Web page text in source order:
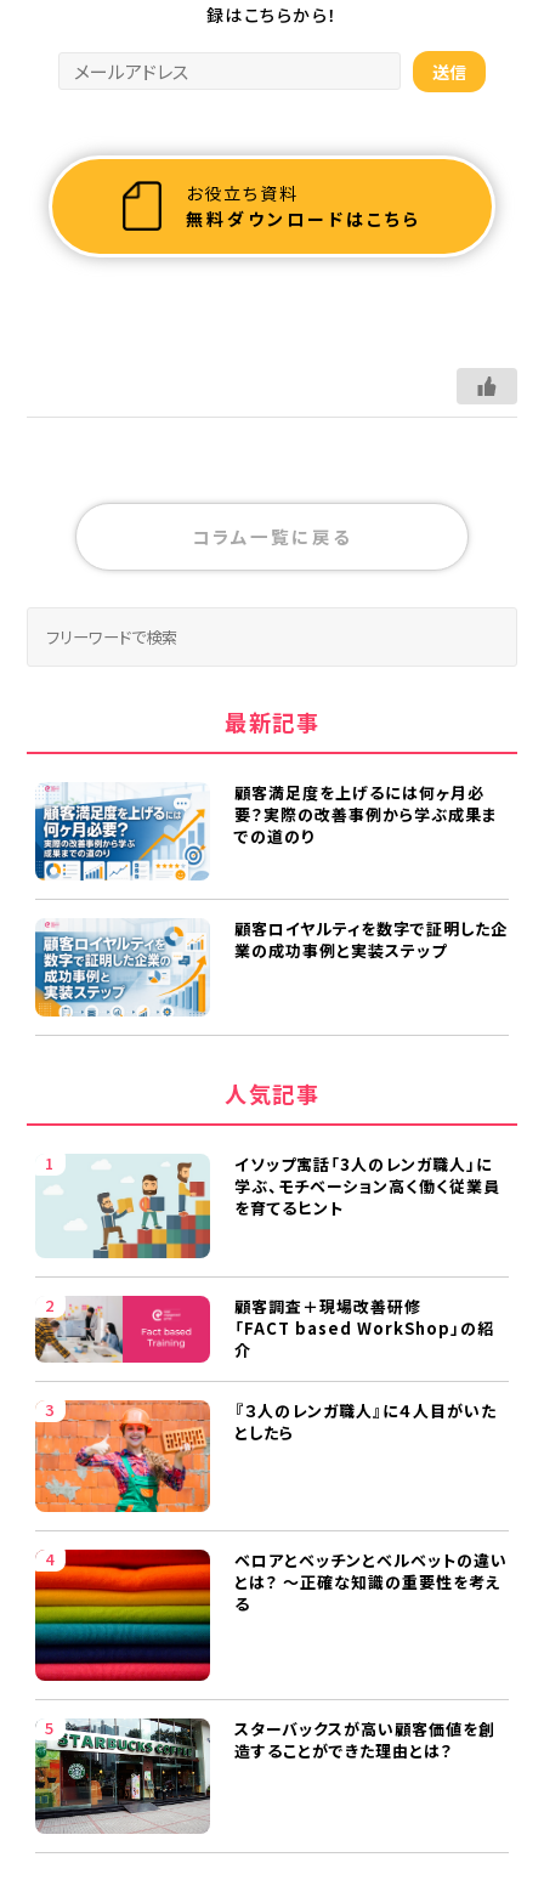
録はこちらから！
お役立ち資料
無料ダウンロードはこちら
コラム一覧に戻る
最新記事
顧客満足度を上げるには何ヶ月必
要？実際の改善事例から学ぶ成果ま
での道のり
顧客ロイヤルティを数字で証明した企
業の成功事例と実装ステップ
人気記事
イソップ寓話「3人のレンガ職人」に
学ぶ、モチベーション高く働く従業員
を育てるヒント
顧客調査＋現場改善研修
「FACT based WorkShop」の紹
介
『３人のレンガ職人』に４人目がいた
としたら
ベロアとベッチンとベルベットの違い
とは？ ～正確な知識の重要性を考え
る
スターバックスが高い顧客価値を創
造することができた理由とは？